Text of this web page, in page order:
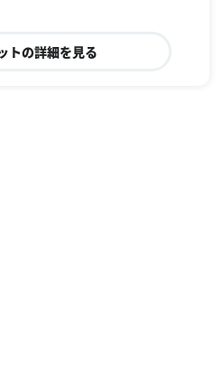
トの詳細を見る